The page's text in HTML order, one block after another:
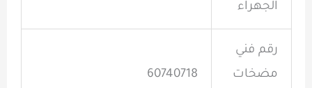
الجهراء
رقم فني
مضخات
60740718